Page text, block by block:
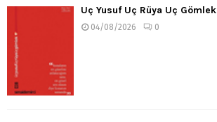
Üç Yusuf Üç Rüya Üç Gömlek
04/08/2026 0